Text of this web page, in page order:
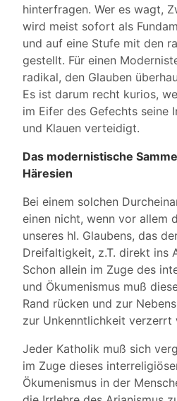
hinterfragen. Wer es wagt,
wird meist sofort als
und auf eine Stufe mit den
gestellt. Für einen
radikal, den Glauben
Es ist darum recht kurios,
im Eifer des Gefechts seine
und Klauen verteidigt.
Das modernistische
Häresien
Bei einem solchen
einen nicht, wenn vor allem
unseres hl. Glaubens, das
Dreifaltigkeit, z.T. direkt ins
Schon allein im Zuge des
und Ökumenismus muß
Rand rücken und zur
zur Unkenntlichkeit verzerrt
Jeder Katholik muß sich
im Zuge dieses
Ökumenismus in der